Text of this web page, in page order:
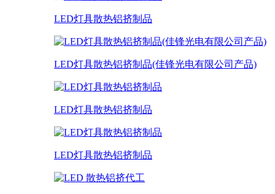
LED灯具散热铝挤制品
LED灯具散热铝挤制品(佳锋光电有限公司产品)
LED灯具散热铝挤制品
LED灯具散热铝挤制品